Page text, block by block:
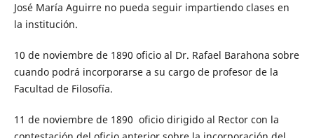
José María Aguirre no pueda seguir impartiendo clases en
la institución.
10 de noviembre de 1890 oficio al Dr. Rafael Barahona sobre
cuando podrá incorporarse a su cargo de profesor de la
Facultad de Filosofía.
11 de noviembre de 1890 oficio dirigido al Rector con la